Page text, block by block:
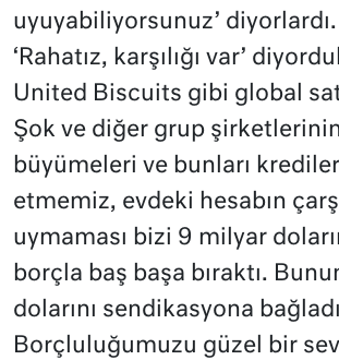
uyuyabiliyorsunuz’
‘Rahatız, karşılığı var’
United Biscuits gibi global
Şok ve diğer grup şirketlerinin
büyümeleri ve bunları
etmemiz, evdeki hesabın
uymaması bizi 9 milyar
borçla baş başa bıraktı.
dolarını sendikasyona
Borçluluğumuzu güzel bir